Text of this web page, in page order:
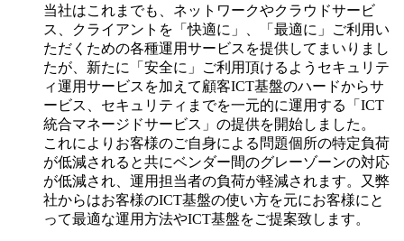
当社はこれまでも、ネットワークやクラウドサービ
ス、クライアントを「快適に」、「最適に」ご利用い
ただくための各種運用サービスを提供してまいりまし
たが、新たに「安全に」ご利用頂けるようセキュリテ
ィ運用サービスを加えて顧客ICT基盤のハードからサ
ービス、セキュリティまでを一元的に運用する「ICT
統合マネージドサービス」の提供を開始しました。
これによりお客様のご自身による問題個所の特定負荷
が低減されると共にベンダー間のグレーゾーンの対応
が低減され、運用担当者の負荷が軽減されます。又弊
社からはお客様のICT基盤の使い方を元にお客様にと
って最適な運用方法やICT基盤をご提案致します。